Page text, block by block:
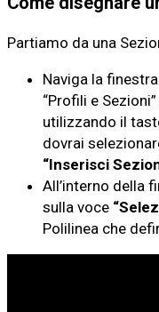
Partiamo da una
Naviga la
“Profili e
utilizzando il
dovrai
“Inserisci
All’interno della
sulla voce
Polilinea che